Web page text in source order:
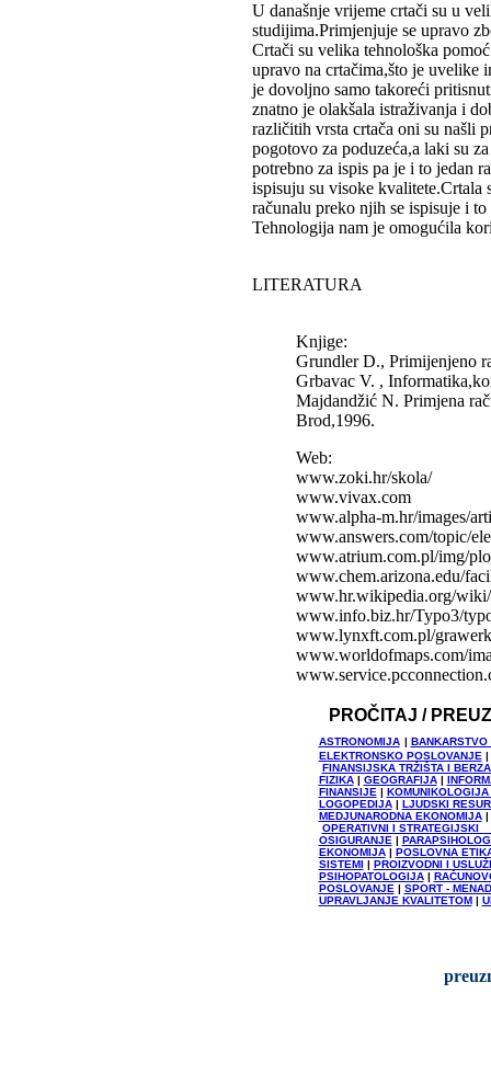
U današnje vrijeme crtači su u
studijima.Primjenjuje se upravo
Crtači su velika tehnološka
upravo na crtačima,što je uvelike
je dovoljno samo takoreći
znatno je olakšala istraživanja i
različitih vrsta crtača oni su našli
pogotovo za poduzeća,a laki su
potrebno za ispis pa je i to jedan
ispisuju su visoke kvalitete.Crtala
računalu preko njih se ispisuje i to
Tehnologija nam je omogućila
LITERATURA
Knjige:
Grundler D., Primijenjeno
Grbavac V. ,
Majdandžić N. Primjena
Brod,1996.
Web:
www.zoki.hr/skola/
www.vivax.com
www.alpha-m.hr/images/
www.answers.com/topic/
www.atrium.com.pl/img/
www.chem.arizona.edu/
www.hr.wikipedia.org/
www.info.biz.hr/Typo3/
www.lynxft.com.pl/
www.worldofmaps.com/
PROČITAJ /
ASTRONOMIJA | BANKARSTVO
ELEKTRONSKO POSLOVANJE |
FINANSIJSKA TRŽIŠTA I
FIZIKA| GEOGRAFIJA|
FINANSIJE |
LOGOPEDIJA| LJUDSKI
MEDJUNARODNA EKONOMIJA|
OPERATIVNI I STRATEGIJSKI
OSIGURANJE |
EKONOMIJA| POSLOVNA
SISTEMI| PROIZVODNI I
PSIHOPATOLOGIJA|
POSLOVANJE | SPORT -
UPRAVLJANJE KVALITETOM|